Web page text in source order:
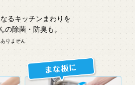
るキッチンまわりを
の除菌・防臭も。
りません